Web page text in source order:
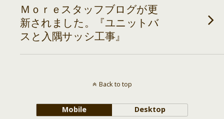
Ｍｏｒｅスタッフブログが更
新されました。『ユニットバ
スと入隅サッシ工事』
Back to top
Mobile Desktop